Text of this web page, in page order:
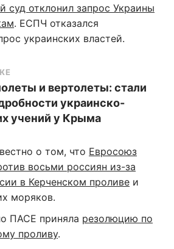
суд отклонил запрос Украины
. ЕСПЧ отказался
украинских властей.
и вертолеты: стали
украинско-
учений у Крыма
о том, что Евросоюз
восьми россиян из-за
в Керченском проливе и
моряков.
ПАСЕ приняла резолюцию по
проливу.